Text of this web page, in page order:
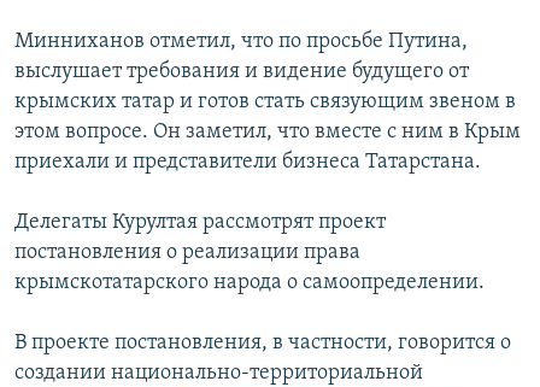
Минниханов отметил, что по просьбе Путина,
выслушает требования и видение будущего от
крымских татар и готов стать связующим звеном в
этом вопросе. Он заметил, что вместе с ним в Крым
приехали и представители бизнеса Татарстана.
Делегаты Курултая рассмотрят проект
постановления о реализации права
крымскотатарского народа о самоопределении.
В проекте постановления, в частности, говорится о
создании национально-территориальной